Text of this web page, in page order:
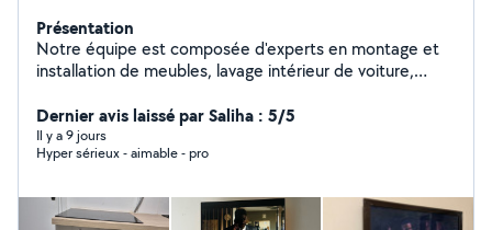
Présentation
Notre équipe est composée d'experts en montage et
installation de meubles, lavage intérieur de voiture,
peinture, réparations à domicile et nettoyage de
maison. Nous sommes toujours attentifs aux détails lors
de chaque intervention. Contactez-nous pour avoir le
Dernier avis laissé par Saliha : 5/5
Il y a 9 jours
Hyper sérieux - aimable - pro